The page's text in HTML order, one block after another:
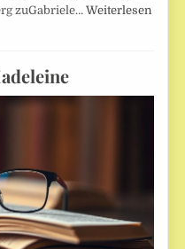
zuGabriele…Weiterlesen